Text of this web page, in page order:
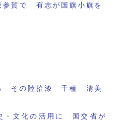
参賀で 有志が国旗小旗を
その陸拾漆 千種 清美
・文化の活用に 国交省が